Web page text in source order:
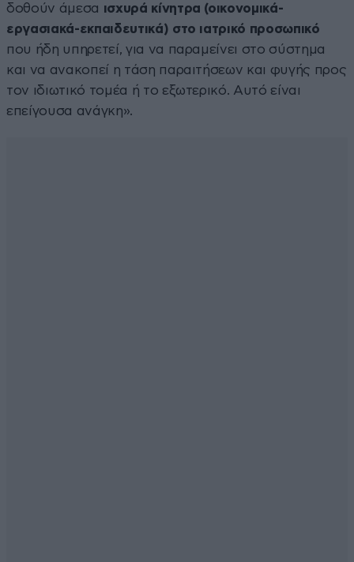
δοθούν άμεσα ισχυρά κίνητρα (οικονομικά-
εργασιακά-εκπαιδευτικά) στο ιατρικό προσωπικό
που ήδη υπηρετεί, για να παραμείνει στο σύστημα
και να ανακοπεί η τάση παραιτήσεων και φυγής προς
τον ιδιωτικό τομέα ή το εξωτερικό. Αυτό είναι
επείγουσα ανάγκη».